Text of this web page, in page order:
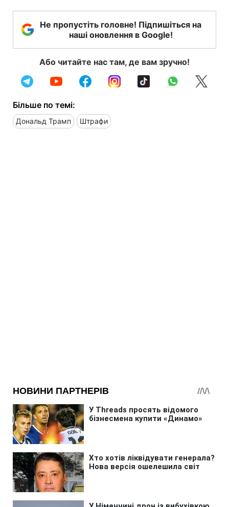
Не пропустіть головне! Підпишіться на
наші оновлення в Google!
Або читайте нас там, де вам зручно!
Більше по темі:
Дональд Трамп Штрафи